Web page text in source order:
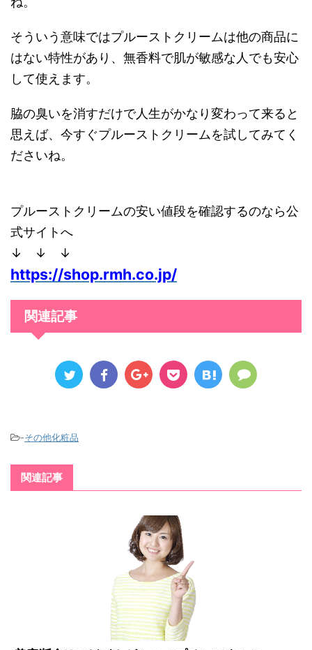
そういう意味ではプルーストクリームは他の商品に
はない特性があり、無香料で肌が敏感な人でも安心
して使えます。
脇の臭いを消すだけで人生がかなり変わって来ると
思えば、今すぐプルーストクリームを試してみてく
ださいね。
プルーストクリームの安い値段を確認するのなら公
式サイトへ
↓ ↓ ↓
https://shop.rmh.co.jp/
関連記事
-その他化粧品
関連記事